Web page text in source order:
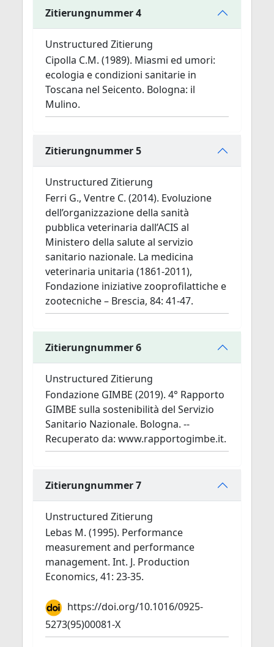
Zitierungnummer 4
Unstructured Zitierung
Cipolla C.M. (1989). Miasmi ed umori:
ecologia e condizioni sanitarie in
Toscana nel Seicento. Bologna: il
Mulino.
Zitierungnummer 5
Unstructured Zitierung
Ferri G., Ventre C. (2014). Evoluzione
dell’organizzazione della sanità
pubblica veterinaria dall’ACIS al
Ministero della salute al servizio
sanitario nazionale. La medicina
veterinaria unitaria (1861-2011),
Fondazione iniziative zooprofilattiche e
zootecniche – Brescia, 84: 41-47.
Zitierungnummer 6
Unstructured Zitierung
Fondazione GIMBE (2019). 4° Rapporto
GIMBE sulla sostenibilità del Servizio
Sanitario Nazionale. Bologna. --
Recuperato da: www.rapportogimbe.it.
Zitierungnummer 7
Unstructured Zitierung
Lebas M. (1995). Performance
measurement and performance
management. Int. J. Production
Economics, 41: 23-35.
https://doi.org/10.1016/0925-
5273(95)00081-X